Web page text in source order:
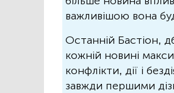
важливішою вона
Останній Бастіон,
кожній новині
конфлікти, дії і
завжди першими